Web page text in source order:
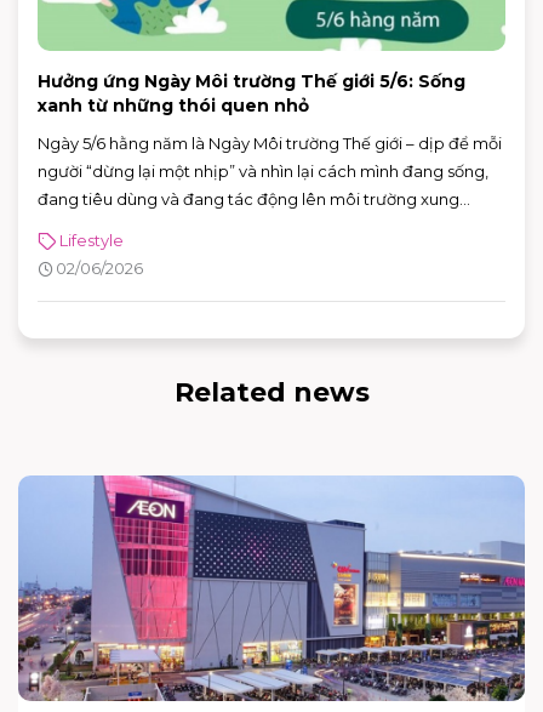
Hưởng ứng Ngày Môi trường Thế giới 5/6: Sống
xanh từ những thói quen nhỏ
Ngày 5/6 hằng năm là Ngày Môi trường Thế giới – dịp để mỗi
người “dừng lại một nhịp” và nhìn lại cách mình đang sống,
đang tiêu dùng và đang tác động lên môi trường xung
đến hành động vì khí hậu, với sự kiện toàn cầu được tổ chức
tại Azerbaijan.
Lifestyle
02/06/2026
Related news